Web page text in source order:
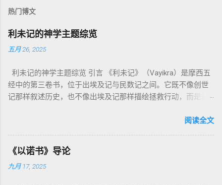
热门博文
利未记的神学主题综览
五月 26, 2025
利未记的神学主题综览 引言 《利未记》（Vayikra）是摩西五
经中的第三卷书，位于出埃及记与民数记之间。它既不像创世
记那样叙述历史，也不像出埃及记那样描绘拯救行动，而是将
内容看似仪式化，《利未记》却揭示了 神的临在如何规范人类
为我耶和华你们的神是圣洁的。”（利未记19:2） 这节经文构成
整卷书的中心神学。希伯来文“קָדוֹשׁ”（kadosh）不仅意味着道
德上的圣洁，更意味着“分别出来”、“归属于神”。 《利未记》教
阅读全文
《以诺书》导论
九月 17, 2025